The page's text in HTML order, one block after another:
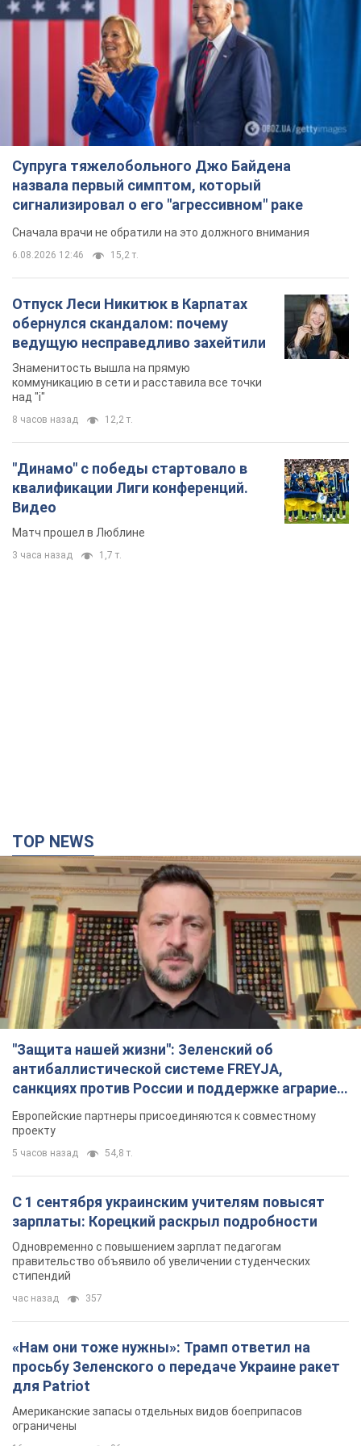
Супруга тяжелобольного Джо Байдена
назвала первый симптом, который
сигнализировал о его "агрессивном" раке
Сначала врачи не обратили на это должного внимания
6.08.2026 12:46 15,2 т.
Отпуск Леси Никитюк в Карпатах
обернулся скандалом: почему
ведущую несправедливо захейтили
Знаменитость вышла на прямую
коммуникацию в сети и расставила все точки
над "i"
8 часов назад 12,2 т.
"Динамо" с победы стартовало в
квалификации Лиги конференций.
Видео
Матч прошел в Люблине
3 часа назад 1,7 т.
TOP NEWS
"Защита нашей жизни": Зеленский об
антибаллистической системе FREYJA,
санкциях против России и поддержке аграриев.
Видео
Европейские партнеры присоединяются к совместному
проекту
5 часов назад 54,8 т.
С 1 сентября украинским учителям повысят
зарплаты: Корецкий раскрыл подробности
Одновременно с повышением зарплат педагогам
правительство объявило об увеличении студенческих
стипендий
час назад 357
«Нам они тоже нужны»: Трамп ответил на
просьбу Зеленского о передаче Украине ракет
для Patriot
Американские запасы отдельных видов боеприпасов
ограничены